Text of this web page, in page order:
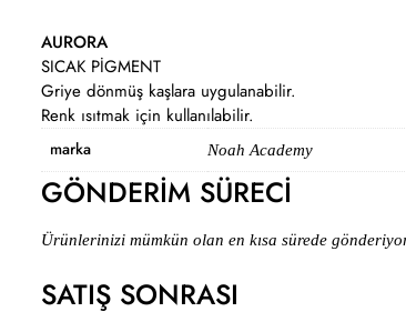
AURORA
SICAK PİGMENT
Griye dönmüş kaşlara uygulanabilir.
Renk ısıtmak için kullanılabilir.
marka Noah Academy
GÖNDERİM SÜRECİ
Ürünlerinizi mümkün olan en kısa sürede
SATIŞ SONRASI